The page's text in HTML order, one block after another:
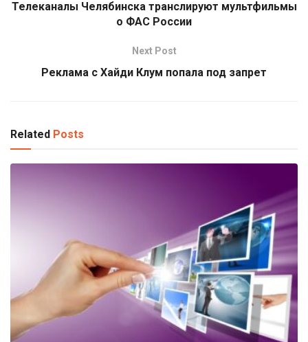
Телеканалы Челябинска транслируют мультфильмы
о ФАС России
Next Post
Реклама с Хайди Клум попала под запрет
Related Posts